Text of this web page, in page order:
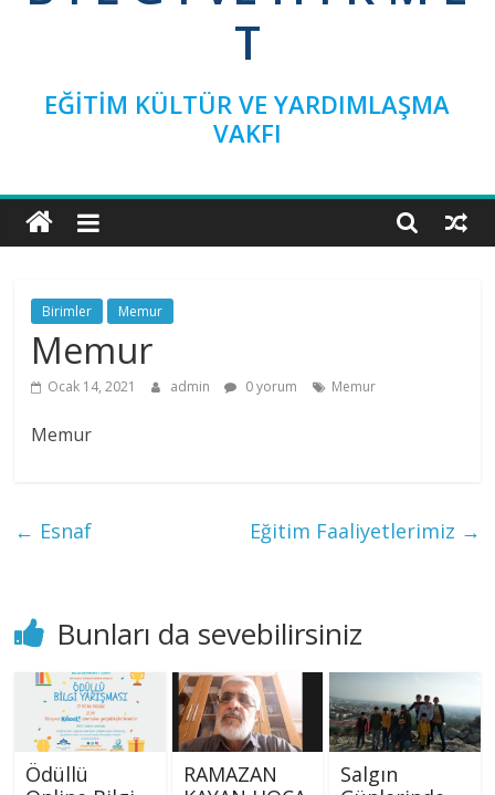
ve
Hikmet
ve
Hikmet
T
EĞİTİM KÜLTÜR VE YARDIMLAŞMA
VAKFI
Birimler Memur
Memur
Ocak 14, 2021 admin 0 yorum Memur
Memur
← Esnaf Eğitim Faaliyetlerimiz →
Bunları da sevebilirsiniz
Ödüllü
RAMAZAN
Salgın